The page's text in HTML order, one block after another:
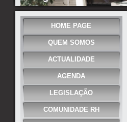
HOME PAGE
QUEM SOMOS
ACTUALIDADE
AGENDA
LEGISLAÇÃO
COMUNIDADE RH